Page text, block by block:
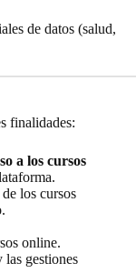
de datos (salud,
finalidades:
a los cursos
los cursos
online.
gestiones